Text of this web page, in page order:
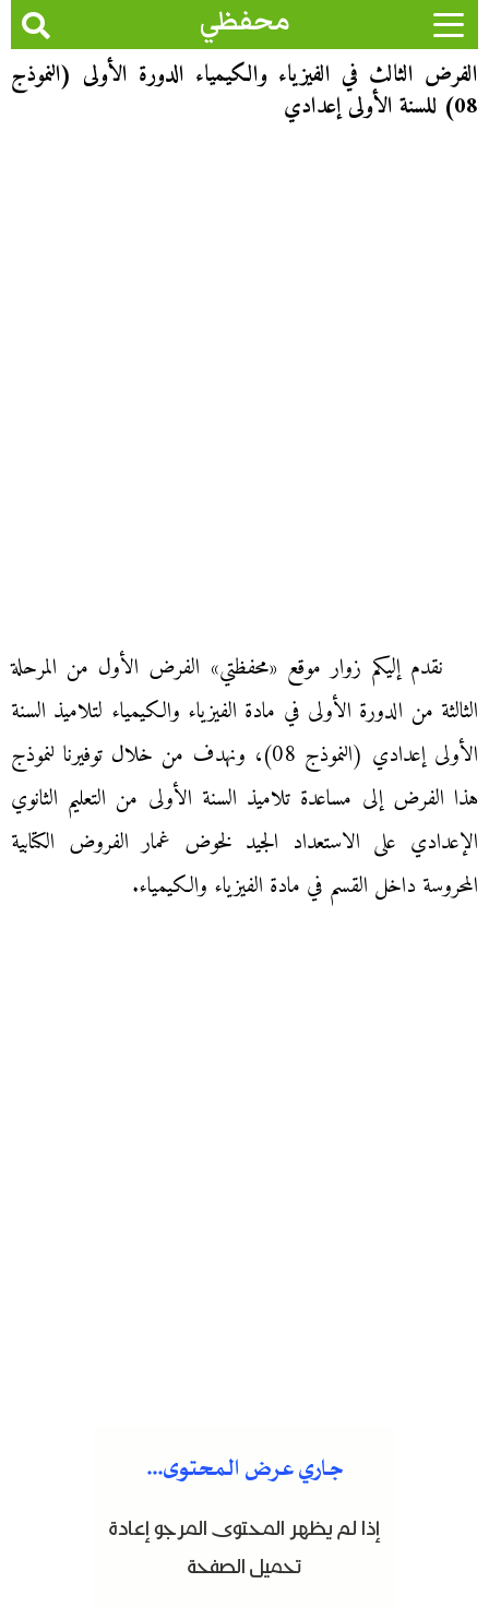
محفظي
الفرض الثالث في الفيزياء والكيمياء الدورة الأولى (النموذج
08) للسنة الأولى إعدادي
نقدم إليكم زوار موقع «محفظتي» الفرض الأول من المرحلة
الثالثة من الدورة الأولى في مادة الفيزياء والكيمياء لتلاميذ السنة
الأولى إعدادي (النموذج 08)، ونهدف من خلال توفيرنا لنموذج
هذا الفرض إلى مساعدة تلاميذ السنة الأولى من التعليم الثانوي
الإعدادي على الاستعداد الجيد لخوض غمار الفروض الكتابية
المحروسة داخل القسم في مادة الفيزياء والكيمياء.